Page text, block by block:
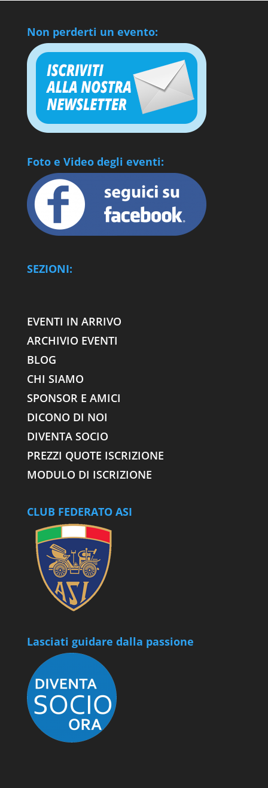
Non perderti un evento:
Foto e Video degli eventi:
SEZIONI:
EVENTI IN ARRIVO
ARCHIVIO EVENTI
BLOG
CHI SIAMO
SPONSOR E AMICI
DICONO DI NOI
DIVENTA SOCIO
PREZZI QUOTE ISCRIZIONE
MODULO DI ISCRIZIONE
CLUB FEDERATO ASI
Lasciati guidare dalla passione